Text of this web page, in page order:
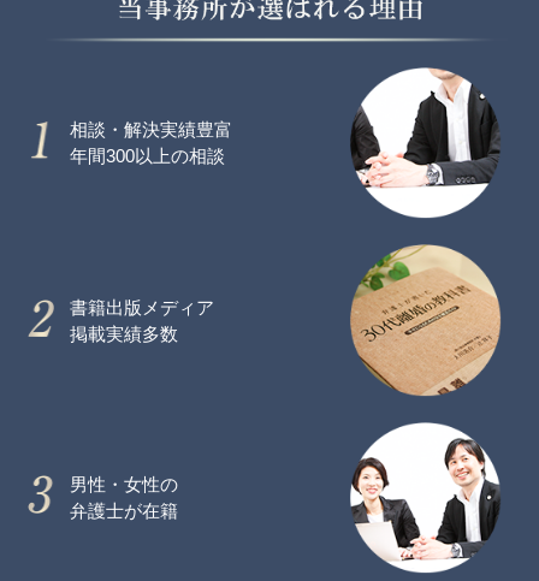
相談・解決実績豊富
年間300以上の相談
書籍出版メディア
掲載実績多数
男性・女性の
弁護士が在籍